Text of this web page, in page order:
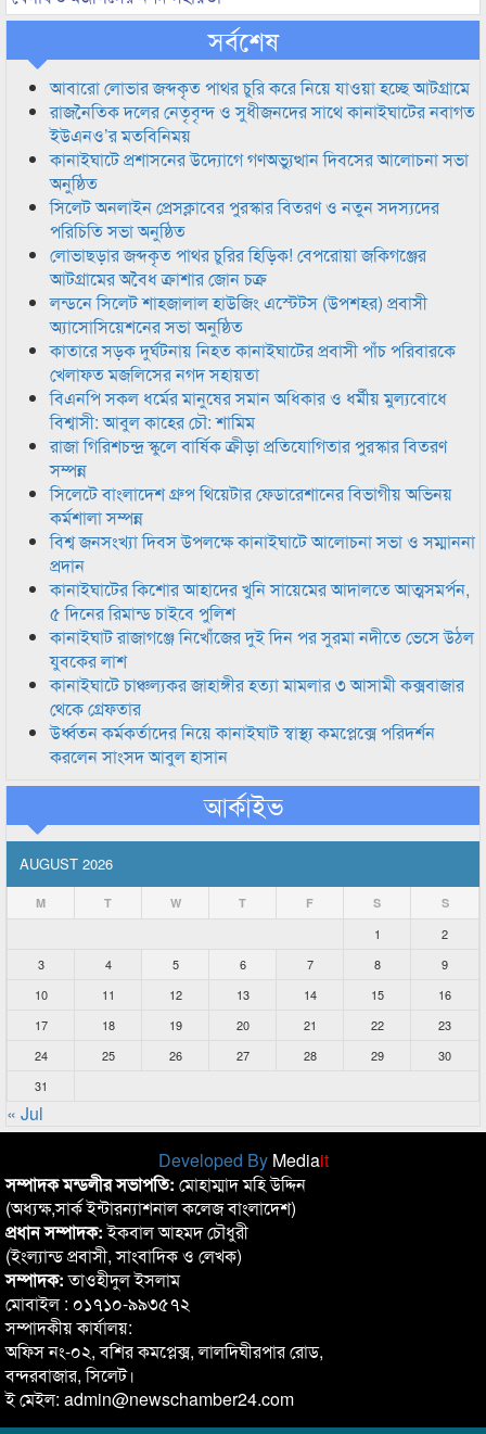
সর্বশেষ
আবারো লোভার জব্দকৃত পাথর চুরি করে নিয়ে যাওয়া হচ্ছে আটগ্রামে
রাজনৈতিক দলের নেতৃবৃন্দ ও সুধীজনদের সাথে কানাইঘাটের নবাগত
ইউএনও’র মতবিনিময়
কানাইঘাটে প্রশাসনের উদ্যোগে গণঅভ্যুত্থান দিবসের আলোচনা সভা
অনুষ্ঠিত
সিলেট অনলাইন প্রেসক্লাবের পুরস্কার বিতরণ ও নতুন সদস্যদের
পরিচিতি সভা অনুষ্ঠিত
লোভাছড়ার জব্দকৃত পাথর চুরির হিড়িক! বেপরোয়া জকিগঞ্জের
আটগ্রামের অবৈধ ক্রাশার জোন চক্র
লন্ডনে সিলেট শাহজালাল হাউজিং এস্টেটস (উপশহর) প্রবাসী
অ্যাসোসিয়েশনের সভা অনুষ্ঠিত
কাতারে সড়ক দুর্ঘটনায় নিহত কানাইঘাটের প্রবাসী পাঁচ পরিবারকে
খেলাফত মজলিসের নগদ সহায়তা
বিএনপি সকল ধর্মের মানুষের সমান অধিকার ও ধর্মীয় মুল্যবোধে
বিশ্বাসী: আবুল কাহের চৌ: শামিম
রাজা গিরিশচন্দ্র স্কুলে বার্ষিক ক্রীড়া প্রতিযোগিতার পুরস্কার বিতরণ
সম্পন্ন
সিলেটে বাংলাদেশ গ্রুপ থিয়েটার ফেডারেশানের বিভাগীয় অভিনয়
কর্মশালা সম্পন্ন
বিশ্ব জনসংখ্যা দিবস উপলক্ষে কানাইঘাটে আলোচনা সভা ও সম্মাননা
প্রদান
কানাইঘাটের কিশোর আহাদের খুনি সায়েমের আদালতে আত্মসমর্পন,
৫ দিনের রিমান্ড চাইবে পুলিশ
কানাইঘাট রাজাগঞ্জে নিখোঁজের দুই দিন পর সুরমা নদীতে ভেসে উঠল
যুবকের লাশ
কানাইঘাটে চাঞ্চল্যকর জাহাঙ্গীর হত্যা মামলার ৩ আসামী কক্সবাজার
থেকে গ্রেফতার
উর্ধ্বতন কর্মকর্তাদের নিয়ে কানাইঘাট স্বাস্থ্য কমপ্লেক্সে পরিদর্শন
করলেন সাংসদ আবুল হাসান
আর্কাইভ
AUGUST 2026
M T W T F S S
1
2
3
4 5 6 7 8
9
10
11 12 13 14 15
16
17
18 19 20 21 22
23
24
25 26 27 28 29
30
31
« Jul
Developed By Mediait
সম্পাদক মন্ডলীর সভাপতি: মোহাম্মাদ মহি উদ্দিন
(অধ্যক্ষ,সার্ক ইন্টারন্যাশনাল কলেজ বাংলাদেশ)
প্রধান সম্পাদক:ইকবাল আহমদ চৌধুরী
(ইংল্যান্ড প্রবাসী, সাংবাদিক ও লেখক)
সম্পাদক:তাওহীদুল ইসলাম
মোবাইল : ০১৭১০-৯৯৩৫৭২
সম্পাদকীয় কার্যালয়:
অফিস নং-০২, বশির কমপ্লেক্স, লালদিঘীরপার রোড,
বন্দরবাজার, সিলেট।
ই মেইল: admin@newschamber24.com